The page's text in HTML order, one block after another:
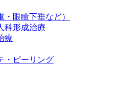
・眼瞼下垂など）
科形成治療
療
・ピーリング